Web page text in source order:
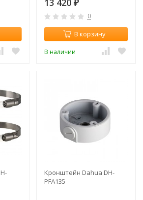
13 420 ₽
0
В корзину
В наличии
Кронштейн Dahua DH-
PFA135